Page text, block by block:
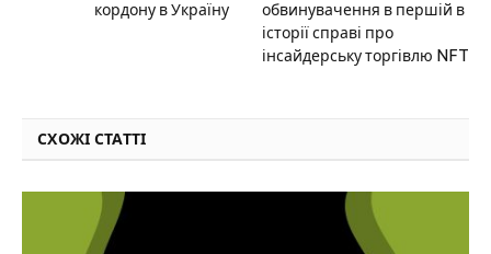
кордону в Україну
обвинувачення в першій в
історії справі про
інсайдерську торгівлю NFT
СХОЖІ СТАТТІ